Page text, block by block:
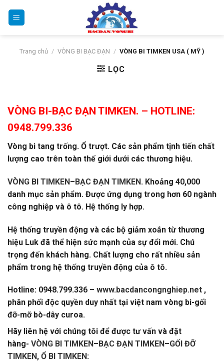
Trang chủ / VÒNG BI BẠC ĐẠN / VÒNG BI TIMKEN USA ( MỸ )
LỌC
VÒNG BI-BẠC ĐẠN TIMKEN. – HOTLINE:
0948.799.336
Vòng bi tang trống. Ổ trượt. Các sản phẩm tịnh tiến chất
lượng cao trên toàn thế giới dưới các thương hiệu.
VÒNG BI TIMKEN–BẠC ĐẠN TIMKEN. Khoảng 40,000
danh mục sản phẩm. Được ứng dụng trong hơn 60 ngành
công nghiệp và ô tô. Hệ thống ly hợp.
Hệ thống truyền động và các bộ giảm xoắn từ thương
hiệu Luk đã thể hiện sức mạnh của sự đổi mới. Chú
trọng đến khách hàng. Chất lượng cho rất nhiều sản
phẩm trong hệ thống truyền động của ô tô.
Hotline: 0948.799.336 – www.bacdancongnghiep.net ,
phân phối độc quyền duy nhất tại việt nam vòng bi-gối
đỡ-mỡ bò-dây curoa.
Hãy liên hệ với chúng tôi để được tư vấn và đặt
hàng- VÒNG BI TIMKEN – BẠC ĐẠN TIMKEN –GỐI ĐỠ
TIMKEN, Ổ BI TIMKEN :